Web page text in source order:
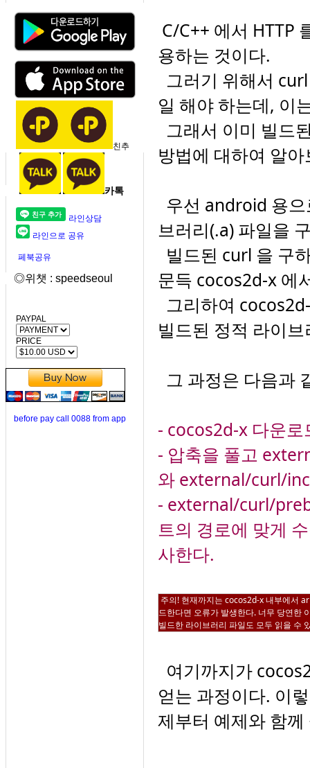
친추
카톡
라인상담
라인으로 공유
페북공유
◎위챗 : speedseoul
PAYPAL
PRICE
before pay call 0088 from app
C/C++ 에서 HTTP
용하는 것이다.
그러기 위해서
일 해야 하는데, 이
그래서 이미 빌드
방법에 대하여 알
우선 android 용
브러리(.a) 파일을
빌드된 curl 을 구
문득 cocos2d-x 에
그리하여
빌드된 정적 라이
그 과정은 다음과
- cocos2d-x 다운
- 압축을 풀고
와 external/curl/
- external/curl/
트의 경로에 맞게
사한다.
주의! 현재까지는 cocos2d-x 내부에서
드한다면 오류가 발생한다. 너무 당연한
빌드한 라이브러리 파일도 모두 읽을 수
여기까지가
얻는 과정이다. 이
제부터 예제와 함